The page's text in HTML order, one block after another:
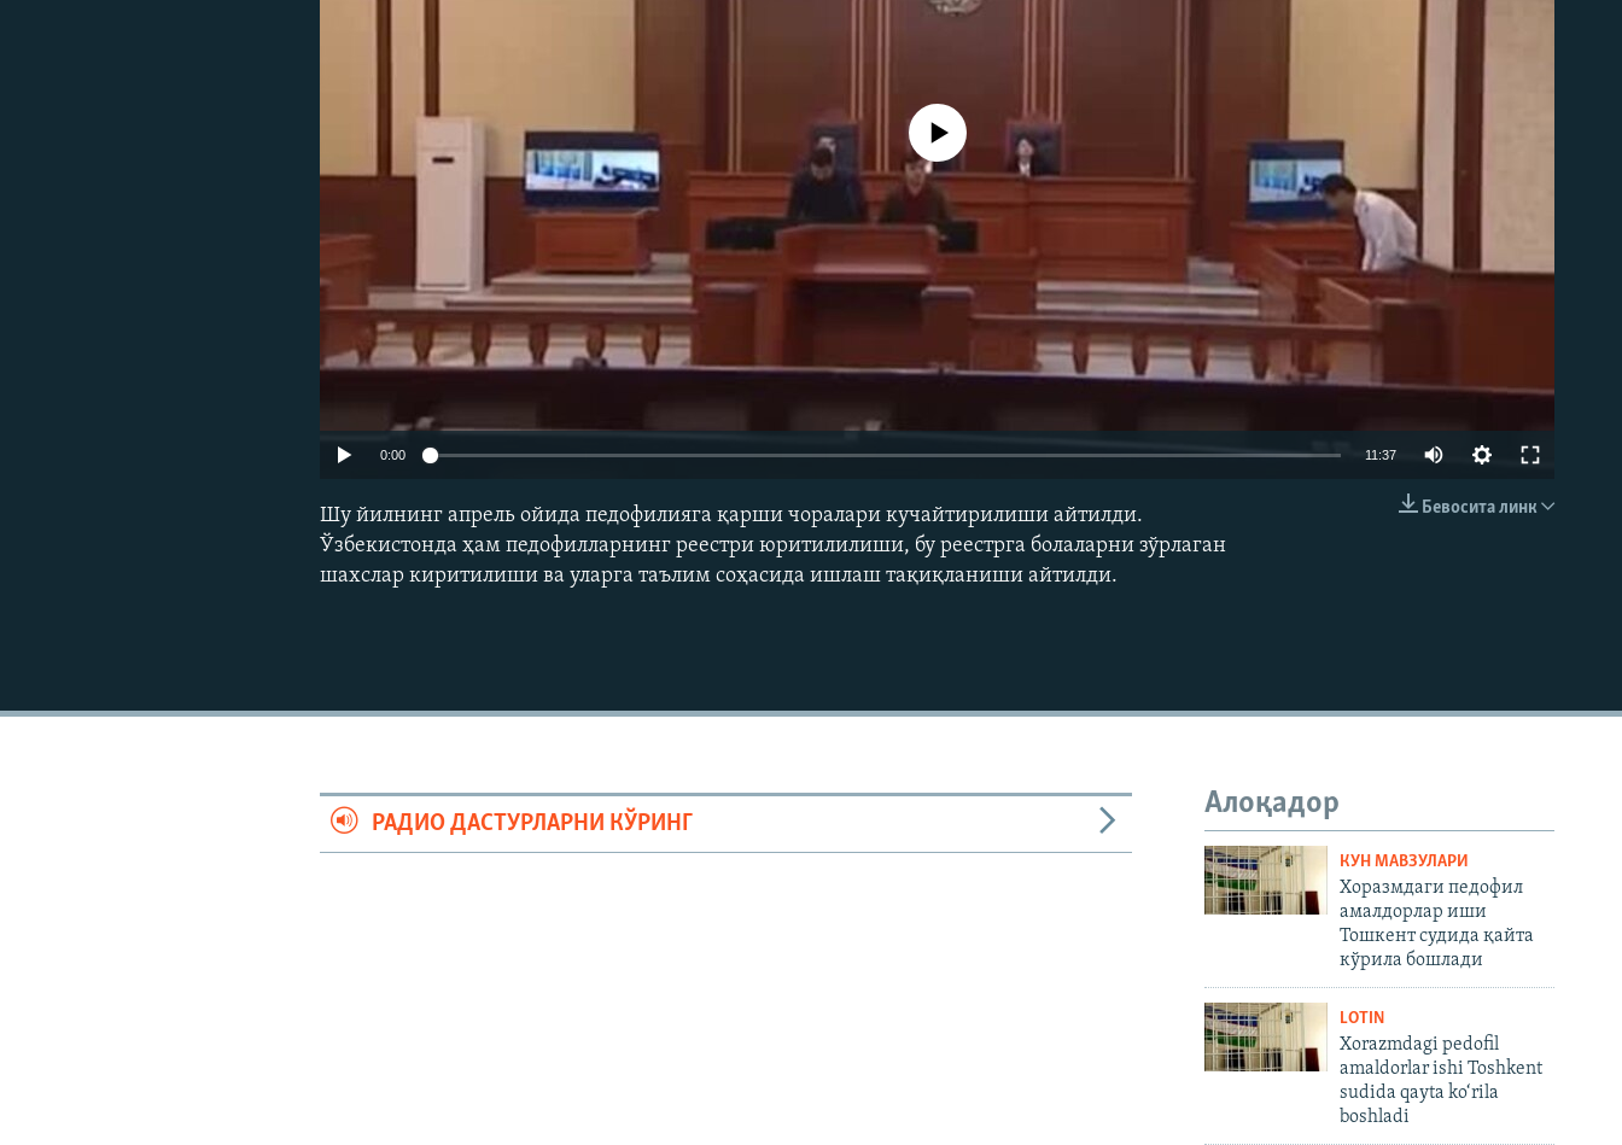
Auto 240p 360p 480p
720p 1080p
Айни дамда медиа-манба мавжуд эмас
0:00 11:37
Бевосита линк
Шу йилнинг апрель ойида педофилияга қарши чоралари кучайтирилиши айтилди.
Ўзбекистонда ҳам педофилларнинг реестри юритилилиши, бу реестрга болаларни зўрлаган
шахслар киритилиши ва уларга таълим соҳасида ишлаш тақиқланиши айтилди.
Алоқадор
КУН МАВЗУЛАРИ
Хоразмдаги педофил
амалдорлар иши
Тошкент судида қайта
кўрила бошлади
LOTIN
Xorazmdagi pedofil
amaldorlar ishi Toshkent
sudida qayta ko‘rila
boshladi
РАДИО ДАСТУРЛАРНИ КЎРИНГ